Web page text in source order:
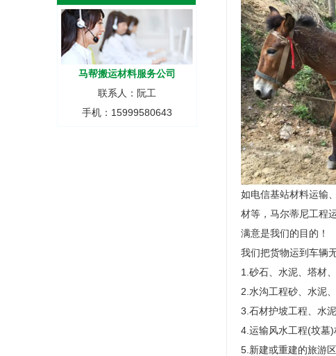
马帮搬运材料服务公司
联系人：阮工
手机：15999580643
如电信基站材料运输
材等，马尔蒂尼工程
满意是我们的目的！
我们把货物运到车辆
1.砂石、水泥、塔材
2.水沟工程砂、水泥、
3.石材护坡工程、水
4.运输风水工程(坟墓)
5.新建或重建的旅游